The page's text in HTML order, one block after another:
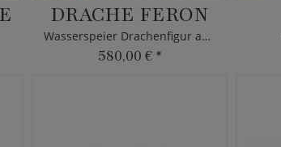
DRACHE FERON
Wasserspeier Drachenfigur aus Bronze
580,00 € *